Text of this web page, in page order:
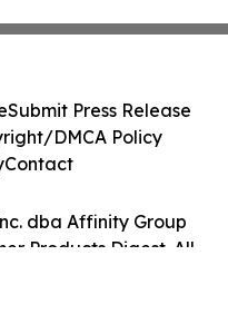
dba Affinity Group
Products Digest. All
Submit Press Release
DMCA Policy
Contact